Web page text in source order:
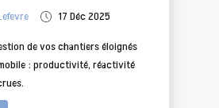
17 Déc 2025
de vos chantiers éloignés
: productivité, réactivité